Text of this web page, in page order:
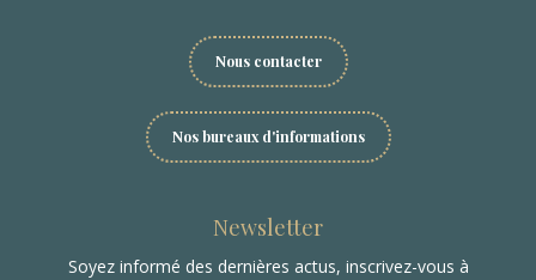
Nous contacter
Nos bureaux d'informations
Newsletter
Soyez informé des dernières actus, inscrivez-vous à